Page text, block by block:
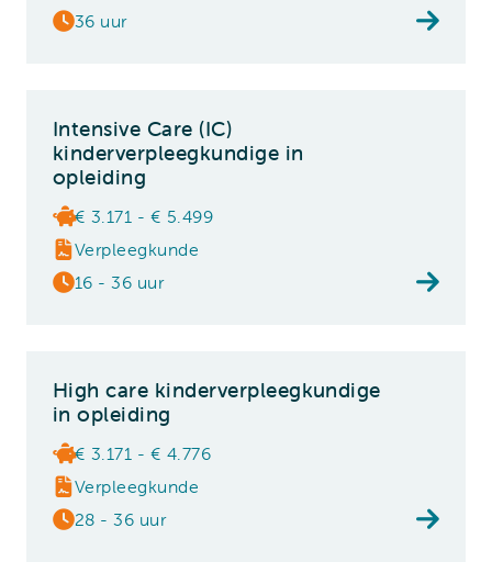
36 uur
Intensive Care (IC)
kinderverpleegkundige in
opleiding
€ 3.171 - € 5.499
Verpleegkunde
16 - 36 uur
High care kinderverpleegkundige
in opleiding
€ 3.171 - € 4.776
Verpleegkunde
28 - 36 uur